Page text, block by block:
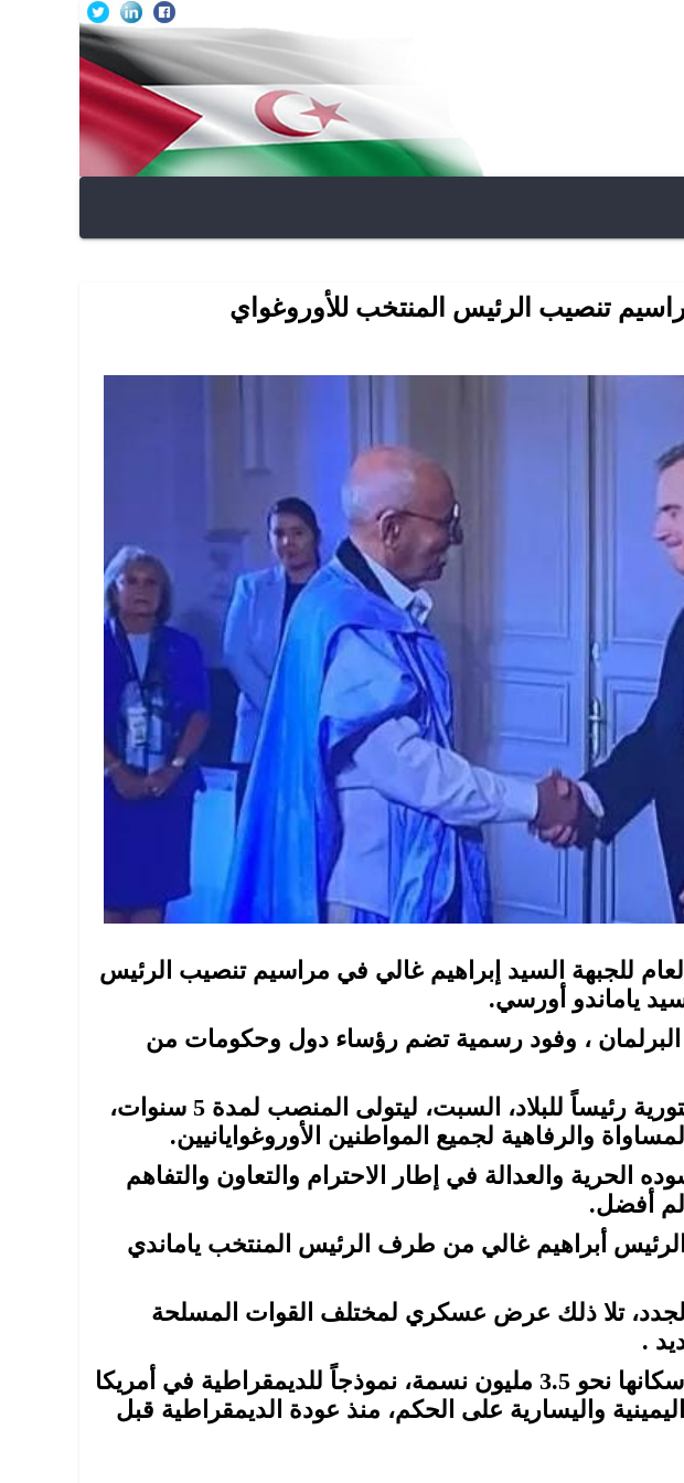
تنصيب الرئيس المنتخب للأوروغواي
للجبهة السيد إبراهيم غالي في مراسيم تنصيب الرئيس
ياماندو أورسي.
، وفود رسمية تضم رؤساء دول وحكومات من
وأدى ياماندو أورسي اليمين الدستورية رئيساً للبلاد، السبت، ليتولى المنصب لمدة 5 سنوات،
والرفاهية لجميع المواطنين الأوروغوايانيين.
الحرية والعدالة في إطار الاحترام والتعاون والتفاهم
أفضل.
أبراهيم غالي من طرف الرئيس المنتخب ياماندي
تلا ذلك عرض عسكري لمختلف القوات المسلحة
.
وتعتبر الأوروغواي، التي يبلغ عدد سكانها نحو 3.5 مليون نسمة، نموذجاً للديمقراطية في أمريكا
واليسارية على الحكم، منذ عودة الديمقراطية قبل